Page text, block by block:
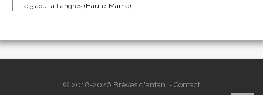
le 5 août à Langres (Haute-Marne)
© 2018-2026 Brèves d'antan. - Contact